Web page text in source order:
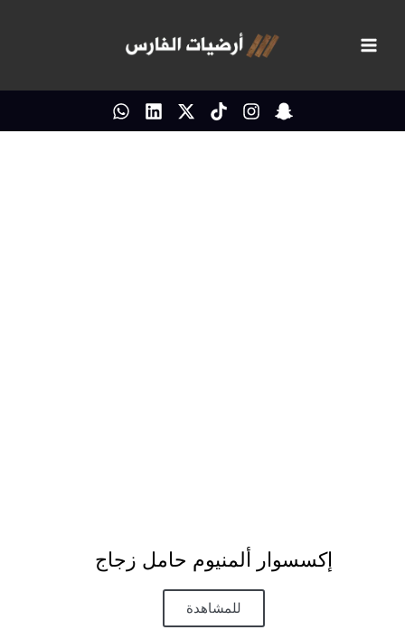
المحتوى
إكسسوار ألمنيوم حامل زجاج​
للمشاهدة